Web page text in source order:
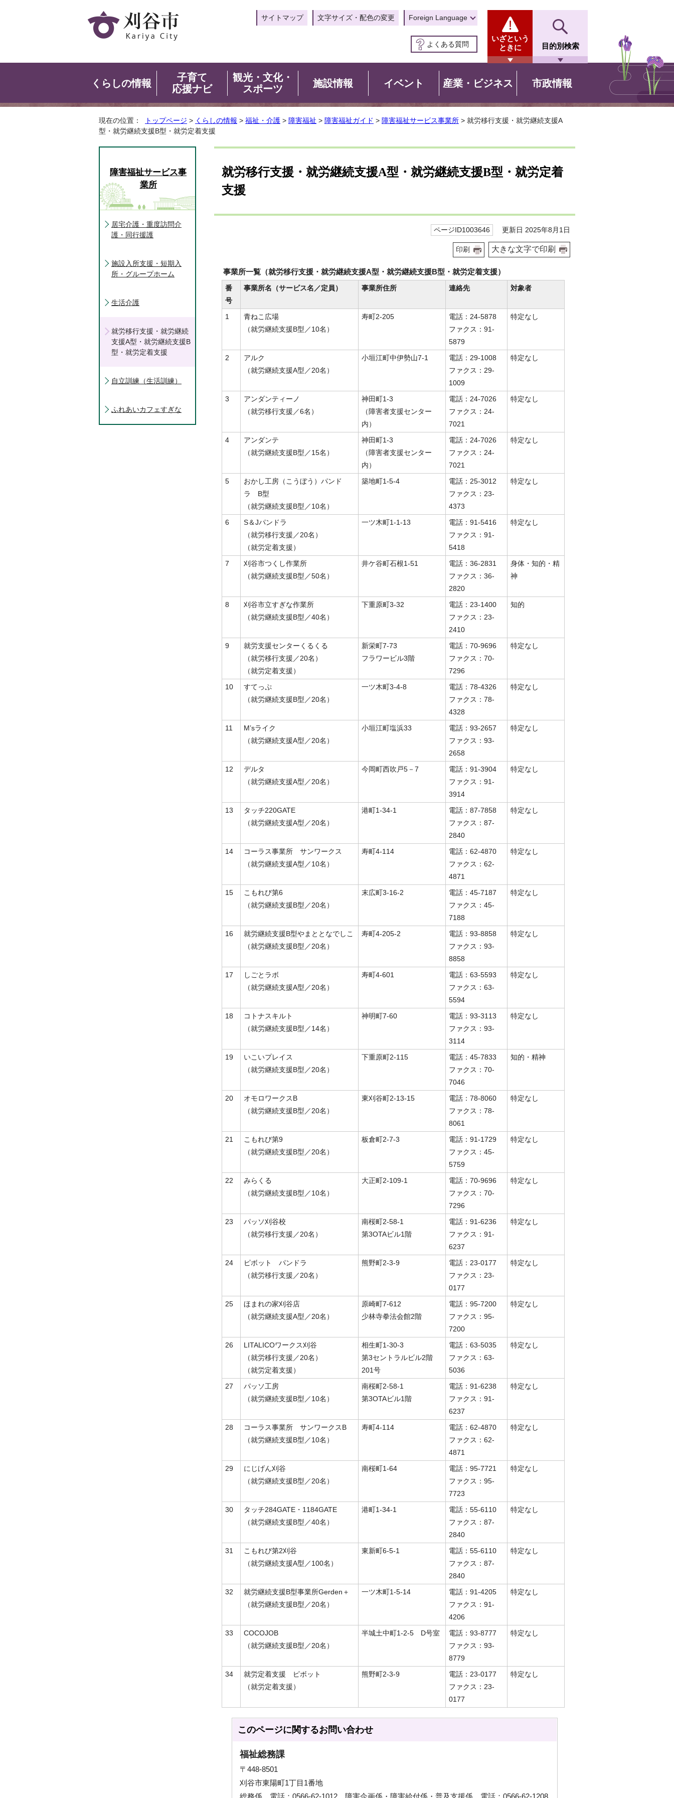
サイトマップ 文字サイズ・配色の変更 Foreign Language
よくある質問
いざという
ときに
目的別検索
くらしの情報
子育て
応援ナビ
観光・文化・
スポーツ
施設情報 イベント 産業・ビジネス 市政情報
現在の位置： トップページ > くらしの情報 > 福祉・介護 > 障害福祉 > 障害福祉ガイド > 障害福祉サービス事業所 > 就労移行支援・就労継続支援A
型・就労継続支援B型・就労定着支援
就労移行支援・就労継続支援A型・就労継続支援B型・就労定着
支援
ページID1003646 更新日 2025年8月1日
印刷 大きな文字で印刷
事業所一覧（就労移行支援・就労継続支援A型・就労継続支援B型・就労定着支援）
番
号
事業所名（サービス名／定員） 事業所住所 連絡先 対象者
1
青ねこ広場
（就労継続支援B型／10名）
寿町2-205
電話：24-5878
ファクス：91-
5879
特定なし
2
アルク
（就労継続支援A型／20名）
小垣江町中伊勢山7-1
電話：29-1008
ファクス：29-
1009
特定なし
3
アンダンティーノ
（就労移行支援／6名）
神田町1-3
（障害者支援センター
内）
電話：24-7026
ファクス：24-
7021
特定なし
4
アンダンテ
（就労継続支援B型／15名）
神田町1-3
（障害者支援センター
内）
電話：24-7026
ファクス：24-
7021
特定なし
5
おかし工房（こうぼう）パンド
ラ B型
（就労継続支援B型／10名）
築地町1-5-4
電話：25-3012
ファクス：23-
4373
特定なし
6
S＆Jパンドラ
（就労移行支援／20名）
（就労定着支援）
一ツ木町1-1-13
電話：91-5416
ファクス：91-
5418
特定なし
7
刈谷市つくし作業所
（就労継続支援B型／50名）
井ケ谷町石根1-51
電話：36-2831
ファクス：36-
2820
身体・知的・精
神
8
刈谷市立すぎな作業所
（就労継続支援B型／40名）
下重原町3-32
電話：23-1400
ファクス：23-
2410
知的
9
就労支援センターくるくる
（就労移行支援／20名）
（就労定着支援）
新栄町7-73
フラワービル3階
電話：70-9696
ファクス：70-
7296
特定なし
10
すてっぷ
（就労継続支援B型／20名）
一ツ木町3-4-8
電話：78-4326
ファクス：78-
4328
特定なし
11
M’sライク
（就労継続支援A型／20名）
小垣江町塩浜33
電話：93-2657
ファクス：93-
2658
特定なし
12
デルタ
（就労継続支援A型／20名）
今岡町西吹戸5－7
電話：91-3904
ファクス：91-
3914
特定なし
13
タッチ220GATE
（就労継続支援A型／20名）
港町1-34-1
電話：87-7858
ファクス：87-
2840
特定なし
14
コーラス事業所 サンワークス
（就労継続支援A型／10名）
寿町4-114
電話：62-4870
ファクス：62-
4871
特定なし
15
こもれび第6
（就労継続支援B型／20名）
末広町3-16-2
電話：45-7187
ファクス：45-
7188
特定なし
16
就労継続支援B型やまととなでしこ
（就労継続支援B型／20名）
寿町4-205-2
電話：93-8858
ファクス：93-
8858
特定なし
17
しごとラボ
（就労継続支援A型／20名）
寿町4-601
電話：63-5593
ファクス：63-
5594
特定なし
18
コトナスキルト
（就労継続支援B型／14名）
神明町7-60
電話：93-3113
ファクス：93-
3114
特定なし
19
いこいプレイス
（就労継続支援B型／20名）
下重原町2-115
電話：45-7833
ファクス：70-
7046
知的・精神
20
オモロワークスB
（就労継続支援B型／20名）
東刈谷町2-13-15
電話：78-8060
ファクス：78-
8061
特定なし
21
こもれび第9
（就労継続支援B型／20名）
板倉町2-7-3
電話：91-1729
ファクス：45-
5759
特定なし
22
みらくる
（就労継続支援B型／10名）
大正町2-109-1
電話：70-9696
ファクス：70-
7296
特定なし
23
パッソ刈谷校
（就労移行支援／20名）
南桜町2-58-1
第3OTAビル1階
電話：91-6236
ファクス：91-
6237
特定なし
24
ピボット パンドラ
（就労移行支援／20名）
熊野町2-3-9
電話：23-0177
ファクス：23-
0177
特定なし
25
ほまれの家刈谷店
（就労継続支援A型／20名）
原崎町7-612
少林寺拳法会館2階
電話：95-7200
ファクス：95-
7200
特定なし
26
LITALICOワークス刈谷
（就労移行支援／20名）
（就労定着支援）
相生町1-30-3
第3セントラルビル2階
201号
電話：63-5035
ファクス：63-
5036
特定なし
27
パッソ工房
（就労継続支援B型／10名）
南桜町2-58-1
第3OTAビル1階
電話：91-6238
ファクス：91-
6237
特定なし
28
コーラス事業所 サンワークスB
（就労継続支援B型／10名）
寿町4-114
電話：62-4870
ファクス：62-
4871
特定なし
29
にじげん刈谷
（就労継続支援B型／20名）
南桜町1‐64
電話：95-7721
ファクス：95-
7723
特定なし
30
タッチ284GATE・1184GATE
（就労継続支援B型／40名）
港町1-34-1
電話：55-6110
ファクス：87-
2840
特定なし
31
こもれび第2刈谷
（就労継続支援A型／100名）
東新町6-5-1
電話：55-6110
ファクス：87-
2840
特定なし
32
就労継続支援B型事業所Gerden＋
（就労継続支援B型／20名）
一ツ木町1-5-14
電話：91-4205
ファクス：91-
4206
特定なし
33
COCOJOB
（就労継続支援B型／20名）
半城土中町1-2-5 D号室
電話：93-8777
ファクス：93-
8779
特定なし
34
就労定着支援 ピボット
（就労定着支援）
熊野町2-3-9
電話：23-0177
ファクス：23-
0177
特定なし
このページに関するお問い合わせ
福祉総務課
〒448-8501
刈谷市東陽町1丁目1番地
総務係 電話：0566-62-1012 障害企画係・障害給付係・普及支援係 電話：0566-62-1208
障害福祉サービス事
業所
居宅介護・重度訪問介
護・同行援護
施設入所支援・短期入
所・グループホーム
生活介護
就労移行支援・就労継続
支援A型・就労継続支援B
型・就労定着支援
自立訓練（生活訓練）
ふれあいカフェすぎな